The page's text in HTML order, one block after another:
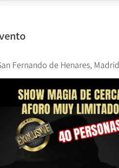
Fernando de Henares, Madrid